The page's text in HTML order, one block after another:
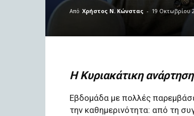
Από Χρήστος Ν. Κώνστας - 19 Οκτωβρίου
Η Κυριακάτικη
Εβδομάδα με πολλές
την καθημερινότητα: από τη